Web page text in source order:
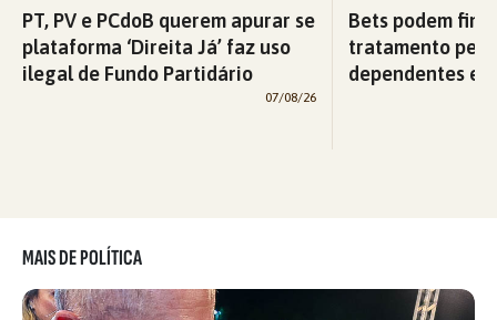
PT, PV e PCdoB querem apurar se
plataforma ‘Direita Já’ faz uso
ilegal de Fundo Partidário
07/08/26
Bets podem
tratamento pelo
dependentes
MAIS DE POLÍTICA